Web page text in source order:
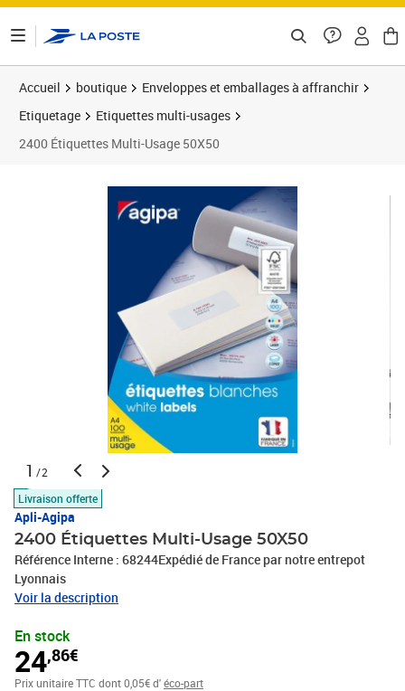
Accueil boutique
Enveloppes et emballages à affranchir
Etiquetage
Etiquettes multi-usages
2400 Étiquettes Multi-Usage 50X50
1 /2
Livraison offerte
Apli-Agipa
2400 Étiquettes Multi-Usage 50X50
Référence Interne : 68244Expédié de France par notre entrepot
Lyonnais
Voir la description
En stock
24,86€
Prix unitaire TTC dont 0,05€ d'éco-part